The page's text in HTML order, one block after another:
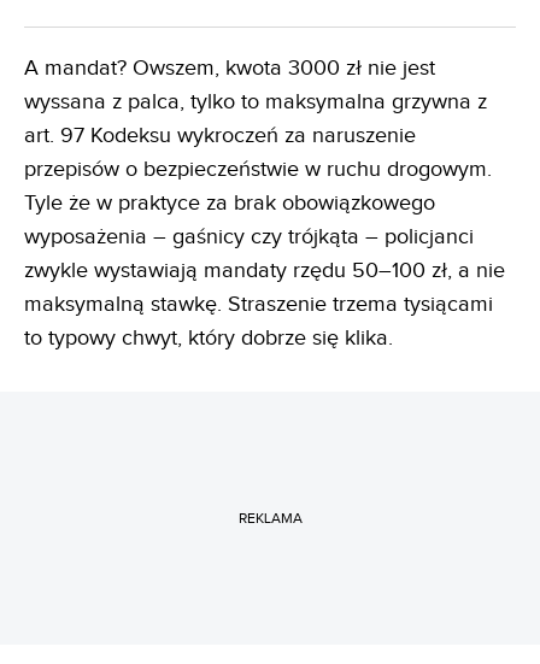
A mandat? Owszem, kwota 3000 zł nie jest
wyssana z palca, tylko to maksymalna grzywna z
art. 97 Kodeksu wykroczeń za naruszenie
przepisów o bezpieczeństwie w ruchu drogowym.
Tyle że w praktyce za brak obowiązkowego
wyposażenia – gaśnicy czy trójkąta – policjanci
zwykle wystawiają mandaty rzędu 50–100 zł, a nie
maksymalną stawkę. Straszenie trzema tysiącami
to typowy chwyt, który dobrze się klika.
REKLAMA